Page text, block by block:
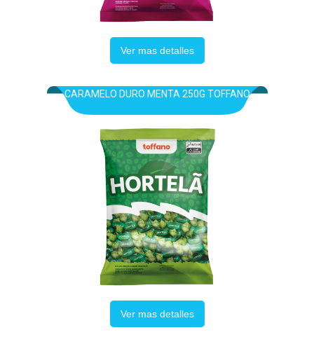
Ver mas detalles
CARAMELO DURO MENTA 250G TOFFANO
Ver mas detalles